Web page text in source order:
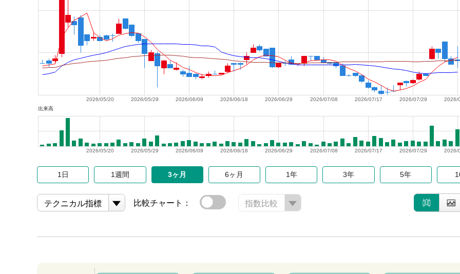
2026/
2026/07/29
2026/07/17
2026/07/08
2026/06/29
2026/06/18
2026/06/09
2026/05/29
2026/05/20
出来高
2026/
2026/07/29
2026/07/17
2026/07/08
2026/06/29
2026/06/18
2026/06/09
2026/05/29
2026/05/20
1日 1週間 3ヶ月 6ヶ月 1年 3年 5年
テクニカル指標 比較チャート： 指数比較